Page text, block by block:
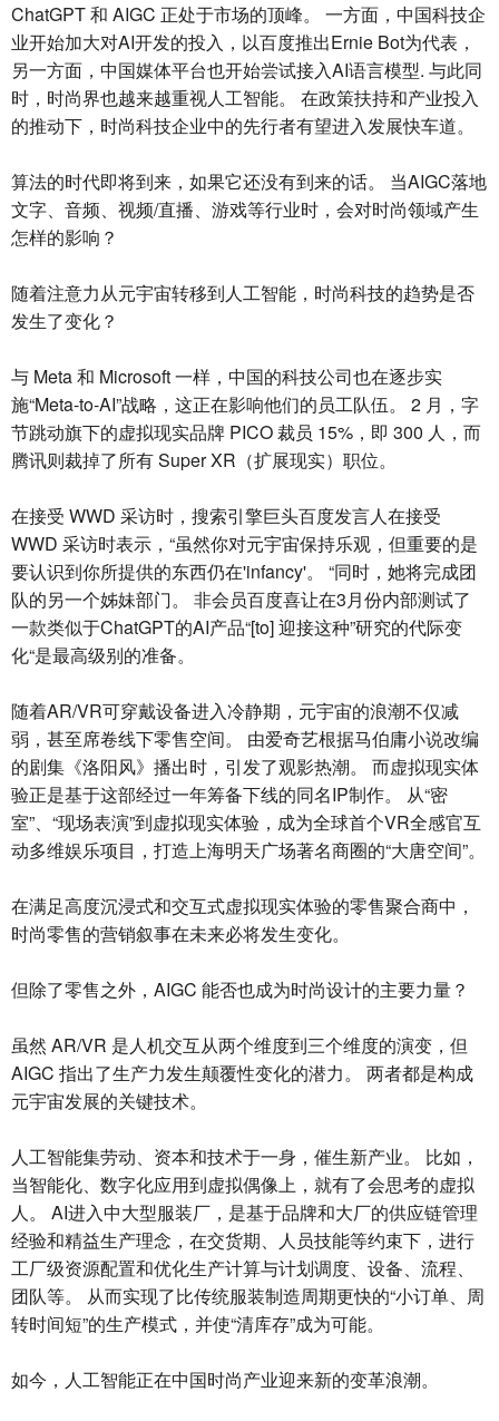
ChatGPT 和 AIGC 正处于市场的顶峰。 一方面，中国科技企
业开始加大对AI开发的投入，以百度推出Ernie Bot为代表，
另一方面，中国媒体平台也开始尝试接入AI语言模型. 与此同
时，时尚界也越来越重视人工智能。 在政策扶持和产业投入
的推动下，时尚科技企业中的先行者有望进入发展快车道。
算法的时代即将到来，如果它还没有到来的话。 当AIGC落地
文字、音频、视频/直播、游戏等行业时，会对时尚领域产生
怎样的影响？
随着注意力从元宇宙转移到人工智能，时尚科技的趋势是否
发生了变化？
与 Meta 和 Microsoft 一样，中国的科技公司也在逐步实
施“Meta-to-AI”战略，这正在影响他们的员工队伍。 2 月，字
节跳动旗下的虚拟现实品牌 PICO 裁员 15%，即 300 人，而
腾讯则裁掉了所有 Super XR（扩展现实）职位。
在接受 WWD 采访时，搜索引擎巨头百度发言人在接受
WWD 采访时表示，“虽然你对元宇宙保持乐观，但重要的是
要认识到你所提供的东西仍在'infancy'。 “同时，她将完成团
队的另一个姊妹部门。 非会员百度喜让在3月份内部测试了
一款类似于ChatGPT的AI产品“[to] 迎接这种”研究的代际变
化“是最高级别的准备。
随着AR/VR可穿戴设备进入冷静期，元宇宙的浪潮不仅减
弱，甚至席卷线下零售空间。 由爱奇艺根据马伯庸小说改编
的剧集《洛阳风》播出时，引发了观影热潮。 而虚拟现实体
验正是基于这部经过一年筹备下线的同名IP制作。 从“密
室”、“现场表演”到虚拟现实体验，成为全球首个VR全感官互
动多维娱乐项目，打造上海明天广场著名商圈的“大唐空间”。
在满足高度沉浸式和交互式虚拟现实体验的零售聚合商中，
时尚零售的营销叙事在未来必将发生变化。
但除了零售之外，AIGC 能否也成为时尚设计的主要力量？
虽然 AR/VR 是人机交互从两个维度到三个维度的演变，但
AIGC 指出了生产力发生颠覆性变化的潜力。 两者都是构成
元宇宙发展的关键技术。
人工智能集劳动、资本和技术于一身，催生新产业。 比如，
当智能化、数字化应用到虚拟偶像上，就有了会思考的虚拟
人。 AI进入中大型服装厂，是基于品牌和大厂的供应链管理
经验和精益生产理念，在交货期、人员技能等约束下，进行
工厂级资源配置和优化生产计算与计划调度、设备、流程、
团队等。 从而实现了比传统服装制造周期更快的“小订单、周
转时间短”的生产模式，并使“清库存”成为可能。
如今，人工智能正在中国时尚产业迎来新的变革浪潮。